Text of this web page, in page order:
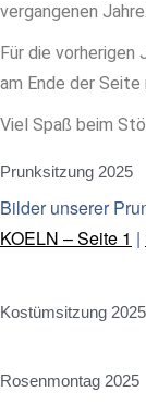
vergangenen Jahre.
Für die vorherigen
am Ende der Seite
Viel Spaß beim
Prunksitzung 2025
Bilder unserer
KOELN – Seite 1 |
Kostümsitzung 2025
Rosenmontag 2025